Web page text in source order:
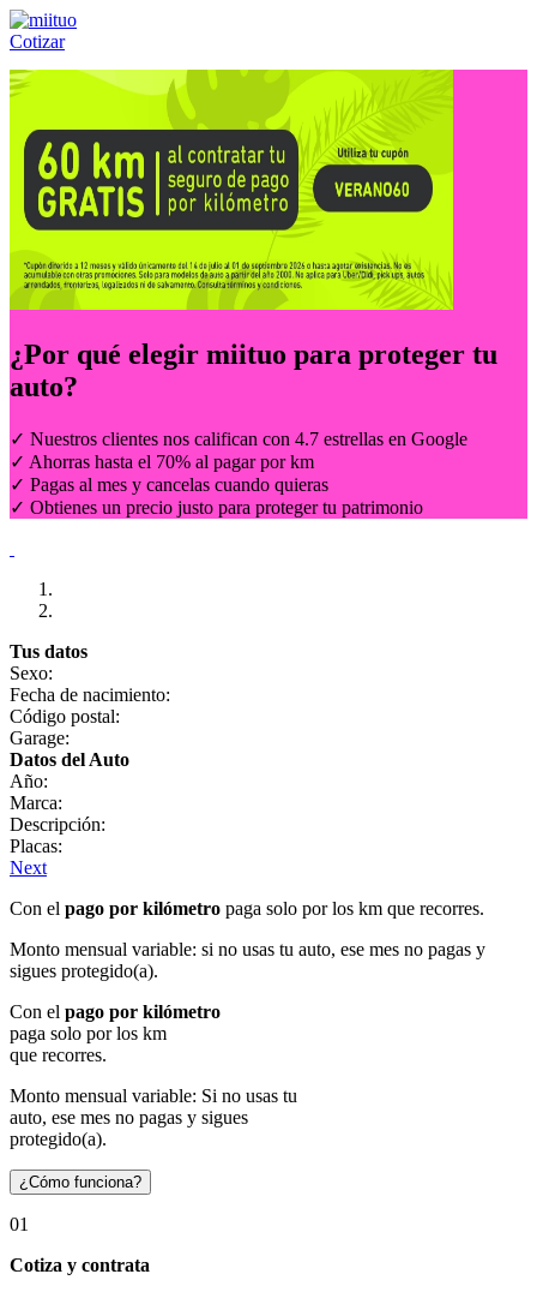
Cotizar
Llámanos al:(55) 84-21-05-00 ó
¿Por qué elegir miituo para proteger tu
auto?
✓ Nuestros clientes nos califican con 4.7 estrellas en Google
✓ Ahorras hasta el 70% al pagar por km
✓ Pagas al mes y cancelas cuando quieras
✓ Obtienes un precio justo para proteger tu patrimonio
Tus datos
Sexo:
Fecha de nacimiento:
Código postal:
Garage:
Datos del Auto
Año:
Marca:
Descripción:
Placas:
Next
Con el pago por kilómetro paga solo por los km que recorres.
Monto mensual variable: si no usas tu auto, ese mes no pagas y
sigues protegido(a).
Con el pago por kilómetro
paga solo por los km
que recorres.
Monto mensual variable: Si no usas tu
auto, ese mes no pagas y sigues
protegido(a).
¿Cómo funciona?
01
Cotiza y contrata